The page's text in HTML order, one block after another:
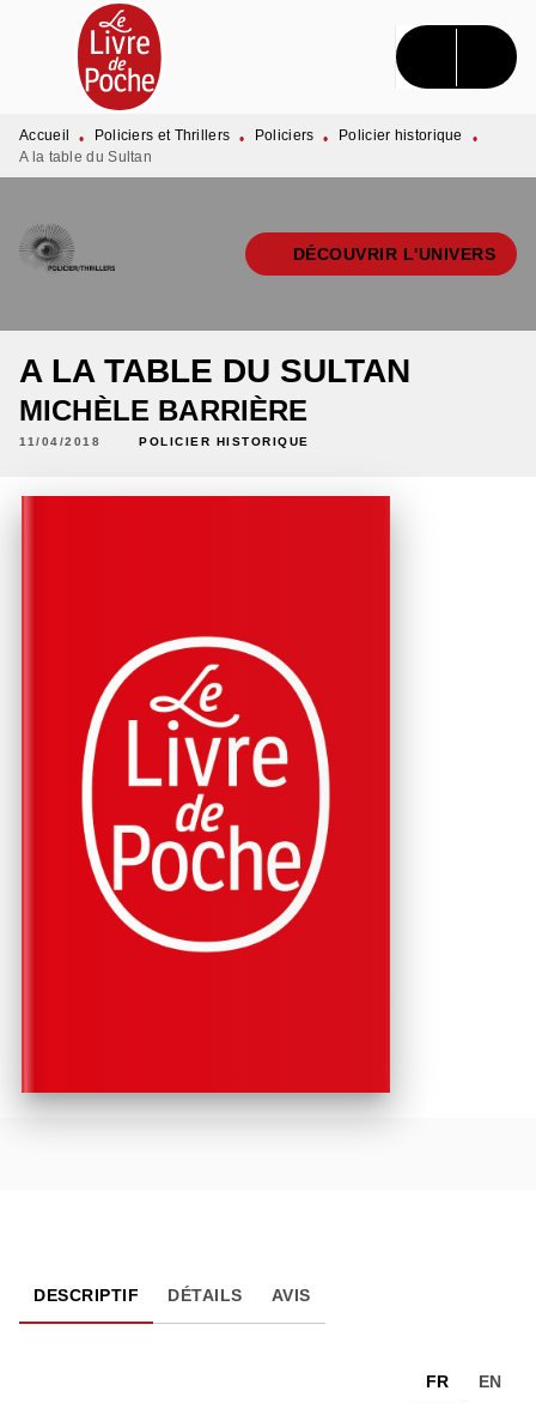
MENU RECHERCHE CONTENU
PIED DE PAGE
Accueil • Policiers et Thrillers • Policiers • Policier historique
•
A la table du Sultan
DÉCOUVRIR L'UNIVERS
A LA TABLE DU SULTAN
MICHÈLE BARRIÈRE
11/04/2018 POLICIER HISTORIQUE
DESCRIPTIF DÉTAILS AVIS
FR EN